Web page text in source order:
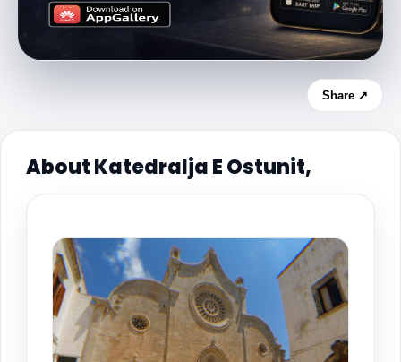
Share ↗
About Katedralja E Ostunit,